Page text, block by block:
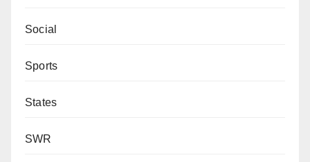
Social
Sports
States
SWR